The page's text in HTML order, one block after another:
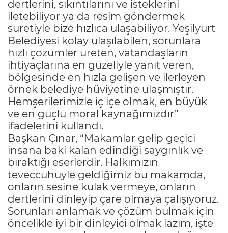
dertlerini, sıkıntılarını ve isteklerini
iletebiliyor ya da resim göndermek
suretiyle bize hızlıca ulaşabiliyor. Yeşilyurt
Belediyesi kolay ulaşılabilen, sorunlara
hızlı çözümler üreten, vatandaşların
ihtiyaçlarına en güzeliyle yanıt veren,
bölgesinde en hızla gelişen ve ilerleyen
örnek belediye hüviyetine ulaşmıştır.
Hemşerilerimizle iç içe olmak, en büyük
ve en güçlü moral kaynağımızdır”
ifadelerini kullandı.
Başkan Çınar, “Makamlar gelip geçici
insana baki kalan edindiği saygınlık ve
bıraktığı eserlerdir. Halkımızın
teveccühüyle geldiğimiz bu makamda,
onların sesine kulak vermeye, onların
dertlerini dinleyip çare olmaya çalışıyoruz.
Sorunları anlamak ve çözüm bulmak için
öncelikle iyi bir dinleyici olmak lazım, işte